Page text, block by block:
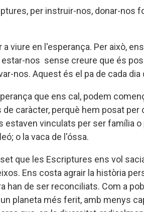
per instruir-nos, donar-nos
viure en l'esperança. Per això,
nos sense creure que és
nos. Aquest és el pa de cada
que ens cal, podem
caràcter, perquè hem posat per
estaven vinculats per ser família
o la vaca de l'óssa.
que les Escriptures ens vol
Ens costa agrair la història
han de ser reconciliats. Com a
planeta més ferit, amb menys